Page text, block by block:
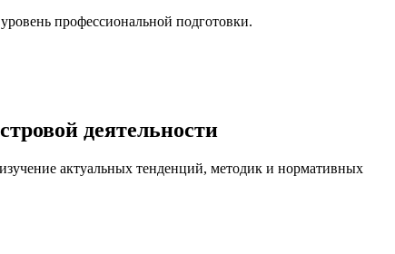
профессиональной подготовки.
деятельности
актуальных тенденций, методик и нормативных